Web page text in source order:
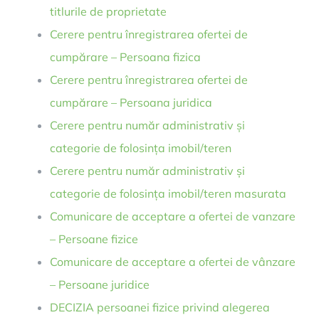
titlurile de proprietate
Cerere pentru înregistrarea ofertei de
cumpărare – Persoana fizica
Cerere pentru înregistrarea ofertei de
cumpărare – Persoana juridica
Cerere pentru număr administrativ și
categorie de folosința imobil/teren
Cerere pentru număr administrativ și
categorie de folosința imobil/teren masurata
Comunicare de acceptare a ofertei de vanzare
– Persoane fizice
Comunicare de acceptare a ofertei de vânzare
– Persoane juridice
DECIZIA persoanei fizice privind alegerea